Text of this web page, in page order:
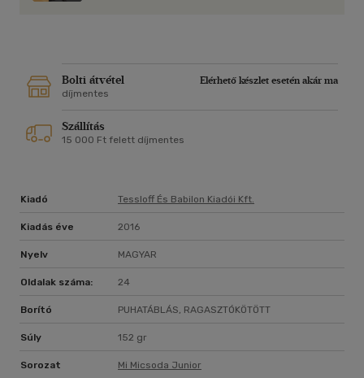
Bolti átvétel
Elérhető készlet esetén akár ma
díjmentes
Szállítás
15 000 Ft felett díjmentes
Kiadó Tessloff És Babilon Kiadói Kft.
Kiadás éve 2016
Nyelv MAGYAR
Oldalak száma: 24
Borító PUHATÁBLÁS, RAGASZTÓKÖTÖTT
Súly 152 gr
Sorozat Mi Micsoda Junior